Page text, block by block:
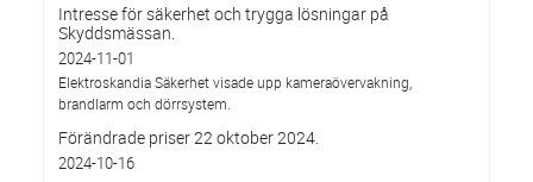
Intresse för säkerhet och trygga lösningar på
Skyddsmässan.
2024-11-01
Elektroskandia Säkerhet visade upp kameraövervakning,
brandlarm och dörrsystem.
Förändrade priser 22 oktober 2024.
2024-10-16